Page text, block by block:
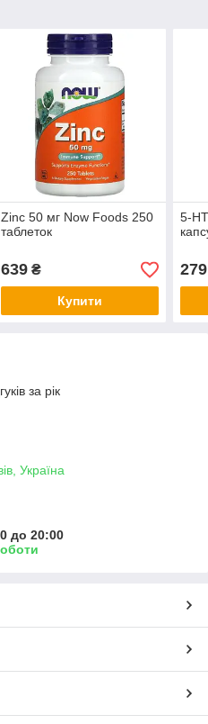
Zinc 50 мг Now Foods 250
таблеток
639₴
Купити
5-
279
за рік
Україна
до 20:00